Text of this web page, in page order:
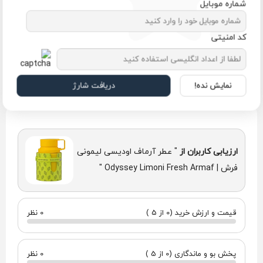
ماندگار به عطر می‌بخشند تا رایحه‌ای سبک اما جذاب ساعت‌ها
روی پوست و لباس باقی بماند.
نت‌های بویایی
نت ابتدایی:
لیمو (Lemon)
پرتقال شیرین (Sweet Orange)
نت میانی:
شکوفه پرتقال (Orange Blossom)
نت‌های دریایی (Marine Notes)
نت پایانی:
مشک (Musk)
عنبر (Amber)
چای (Tea)
حجم 100 میل
کیفیت اورجینال
ارزیابی کاربران از " عطر آرماف اودیسی لیمونی
فرش | Odyssey Limoni Fresh Armaf "
قیمت و ارزش خرید (0 از 5 ) 0 نظر
پخش بو و ماندگاری (0 از 5 ) 0 نظر
شماره موبایل
کد امنیتی
نمایش نده! دریافت شارژ